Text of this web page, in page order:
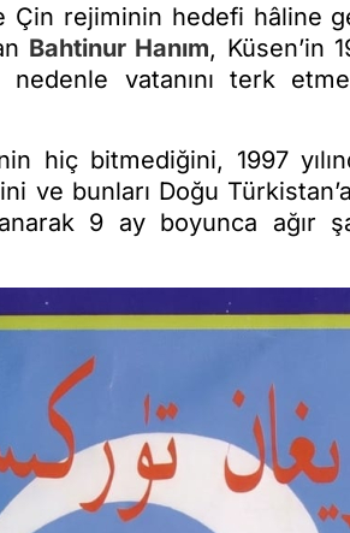
Çin rejiminin hedefi hâline
Bahtinur Hanım, Küsen’in
nedenle vatanını terk
hiç bitmediğini, 1997
ve bunları Doğu
9 ay boyunca ağır